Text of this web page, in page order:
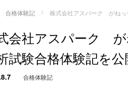
合格体験記 株式会社アスパーク がねっ
会社アスパーク が
試験合格体験記を
合格体験記